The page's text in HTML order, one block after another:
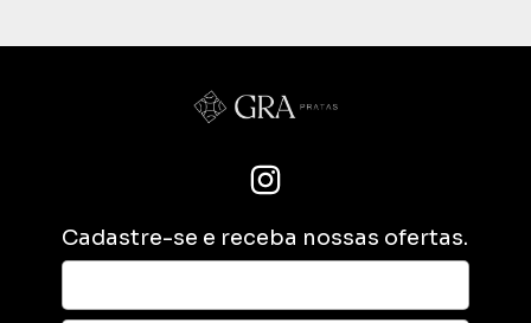
Cadastre-se e receba nossas ofertas.